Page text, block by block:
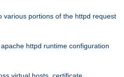
various portions of the httpd request
httpd runtime configuration